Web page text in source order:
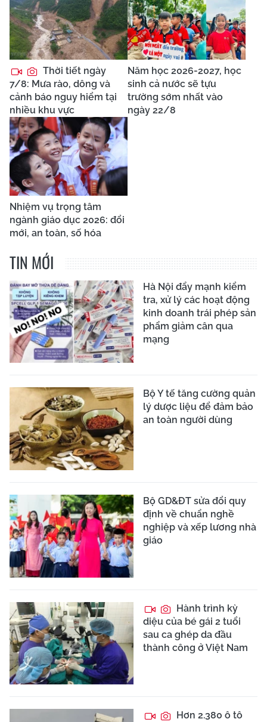
Thời tiết ngày
7/8: Mưa rào, dông và
cảnh báo nguy hiểm tại
nhiều khu vực
Năm học 2026-2027, học
sinh cả nước sẽ tựu
trường sớm nhất vào
ngày 22/8
Nhiệm vụ trọng tâm
ngành giáo dục 2026: đổi
mới, an toàn, số hóa
TIN MỚI
Hà Nội đẩy mạnh kiểm
tra, xử lý các hoạt động
kinh doanh trái phép sản
phẩm giảm cân qua
mạng
Bộ Y tế tăng cường quản
lý dược liệu để đảm bảo
an toàn người dùng
Bộ GD&ĐT sửa đổi quy
định về chuẩn nghề
nghiệp và xếp lương nhà
giáo
Hành trình kỳ
diệu của bé gái 2 tuổi
sau ca ghép da đầu
thành công ở Việt Nam
Hơn 2.380 ô tô